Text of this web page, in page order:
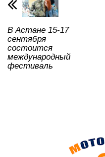
k
В Астане 15-17
сентября
состоится
международный
фестиваль